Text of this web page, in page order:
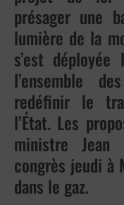
présager une
lumière de la
s’est
l’ensemble
redéfinir le
l’État. Les
ministre
congrès jeudi à
dans le gaz.